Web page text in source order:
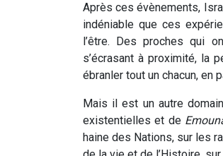
Après ces évènements,
indéniable que ces
l’être. Des proches qui
s’écrasant à proximité, la
ébranler tout un chacun, en
Mais il est un autre
existentielles et de
haine des Nations, sur les